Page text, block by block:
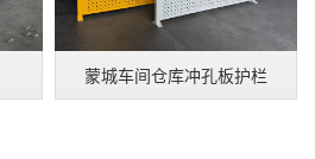
蒙城车间仓库冲孔板护栏